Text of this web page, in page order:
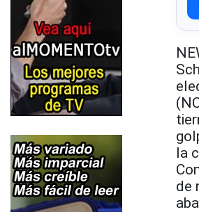
la
de